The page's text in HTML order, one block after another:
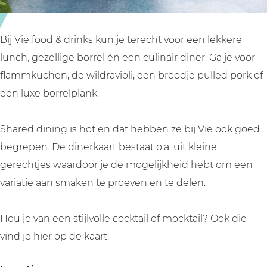
n
s
r
n
k
s
Bij Vie food & drinks kun je terecht voor een lekkere
lunch, gezellige borrel én een culinair diner. Ga je voor
flammkuchen, de wildravioli, een broodje pulled pork of
een luxe borrelplank.
Shared dining is hot en dat hebben ze bij Vie ook goed
begrepen. De dinerkaart bestaat o.a. uit kleine
gerechtjes waardoor je de mogelijkheid hebt om een
variatie aan smaken te proeven en te delen.
Hou je van een stijlvolle cocktail of mocktail? Ook die
vind je hier op de kaart.